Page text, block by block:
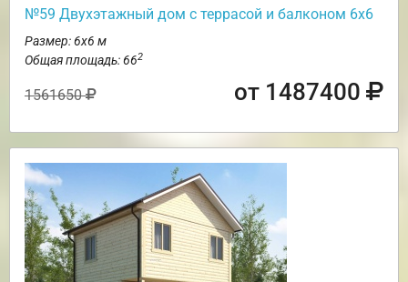
№59 Двухэтажный дом с террасой и балконом 6х6
Размер: 6х6 м
Общая площадь: 662
1561650 от 1487400